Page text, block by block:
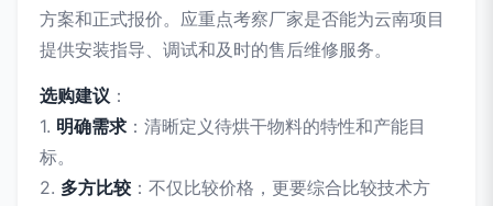
方案和正式报价。应重点考察厂家是否能为云南项目
提供安装指导、调试和及时的售后维修服务。
选购建议 ：
1. 明确需求 ：清晰定义待烘干物料的特性和产能目
标。
2. 多方比较 ：不仅比较价格，更要综合比较技术方